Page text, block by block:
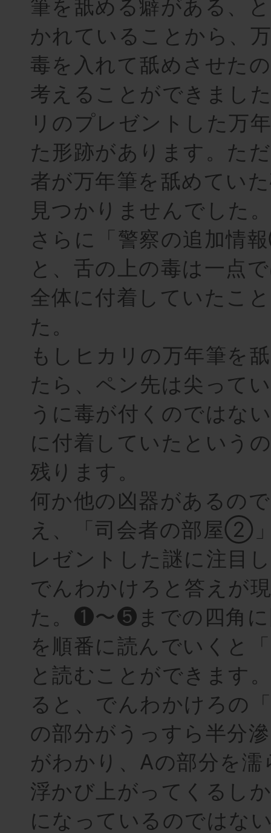
筆を舐める癖がある、
かれていることから、
毒を入れて舐めさせた
考えることができまし
リのプレゼントした万
た形跡があります。た
者が万年筆を舐めてい
見つかりませんでした。
さらに「警察の追加情
と、舌の上の毒は一点
全体に付着していたこ
た。
もしヒカリの万年筆を
たら、ペン先は尖って
うに毒が付くのではな
に付着していたという
残ります。
何か他の凶器があるの
え、「司会者の部屋②
レゼントした謎に注目
でんわかけろと答えが
た。❶〜❺までの四角に
を順番に読んでいくと
と読むことができます
ると、でんわかけろの
の部分がうっすら半分
がわかり、Aの部分を
浮かび上がってくるし
になっているのではな